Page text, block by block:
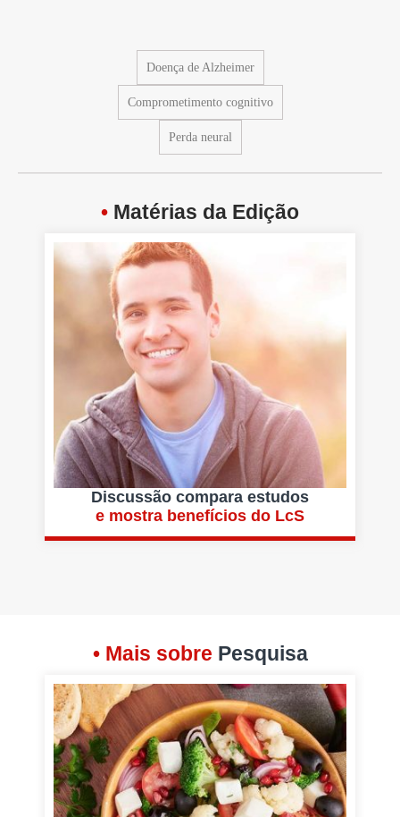
Doença de Alzheimer
Comprometimento cognitivo
Perda neural
• Matérias da Edição
Discussão compara estudos
e mostra benefícios do LcS
• Mais sobre Pesquisa